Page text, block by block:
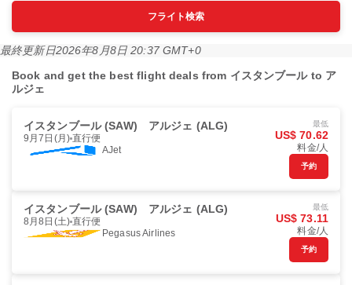
フライト検索
最終更新日2026年8月8日 20:37 GMT+0
Book and get the best flight deals from イスタンブール to ア
ルジェ
イスタンブール (SAW) アルジェ (ALG)
9月7日(月) 直行便
AJet
最低
US$ 70.62
料金/人
予約
イスタンブール (SAW) アルジェ (ALG)
8月8日(土) 直行便
Pegasus Airlines
最低
US$ 73.11
料金/人
予約